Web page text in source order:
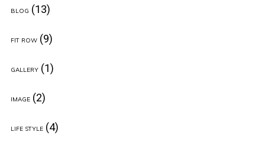
BLOG (13)
FIT ROW(9)
GALLERY(1)
IMAGE(2)
LIFE STYLE(4)